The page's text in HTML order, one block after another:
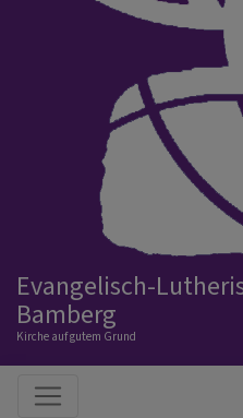
Evangelisch-
Bamberg
Kirche auf gutem Grund
Hauptnavigation